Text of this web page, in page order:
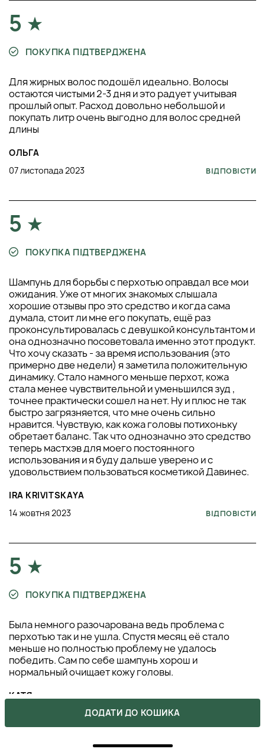
5
ПОКУПКА ПІДТВЕРДЖЕНА
Для жирных волос подошёл идеально. Волосы
остаются чистыми 2-3 дня и это радует учитывая
прошлый опыт. Расход довольно небольшой и
покупать литр очень выгодно для волос средней
длины
ОЛЬГА
07 листопада 2023
ВІДПОВІСТИ
5
ПОКУПКА ПІДТВЕРДЖЕНА
Шампунь для борьбы с перхотью оправдал все мои
ожидания. Уже от многих знакомых слышала
хорошие отзывы про это средство и когда сама
думала, стоит ли мне его покупать, ещё раз
проконсультировалась с девушкой консультантом и
она однозначно посоветовала именно этот продукт.
Что хочу сказать - за время использования (это
примерно две недели) я заметила положительную
динамику. Стало намного меньше перхот, кожа
стала менее чувствительной и уменьшился зуд ,
точнее практически сошел на нет. Ну и плюс не так
быстро загрязняется, что мне очень сильно
нравится. Чувствую, как кожа головы потихоньку
обретает баланс. Так что однозначно это средство
теперь мастхэв для моего постоянного
использования и я буду дальше уверено и с
удовольствием пользоваться косметикой Давинес.
IRA KRIVITSKAYA
14 жовтня 2023
ВІДПОВІСТИ
5
ПОКУПКА ПІДТВЕРДЖЕНА
Была немного разочарована ведь проблема с
перхотью так и не ушла. Спустя месяц её стало
меньше но полностью проблему не удалось
победить. Сам по себе шампунь хорош и
нормальный очищает кожу головы.
КАТЯ
ДОДАТИ ДО КОШИКА